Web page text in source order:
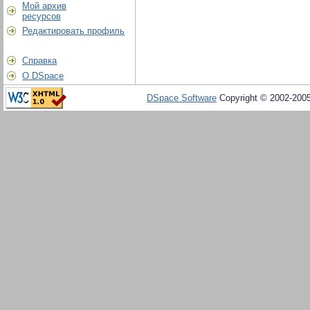
Мой архив
ресурсов
Редактировать профиль
Справка
О DSpace
DSpace Software Copyright © 2002-